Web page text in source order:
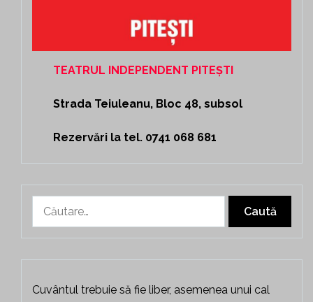
TEATRUL INDEPENDENT PITEȘTI
Strada Teiuleanu, Bloc 48, subsol
Rezervări la tel. 0741 068 681
după:
Cuvântul trebuie să fie liber, asemenea unui cal